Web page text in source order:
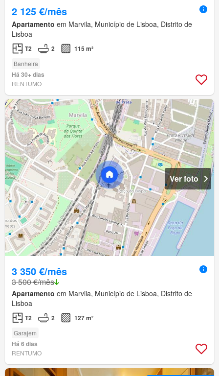
2 125 €/mês
Apartamento em Marvila, Município de Lisboa, Distrito de
Lisboa
T2 2 115 m²
Banheira
Há 30+ dias
RENTUMO
Ver foto
3 350 €/mês
3 500 €/mês
Apartamento em Marvila, Município de Lisboa, Distrito de
Lisboa
T2 2 127 m²
Garajem
Há 6 dias
RENTUMO